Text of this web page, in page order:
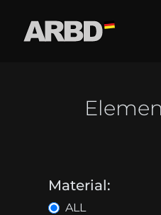
Material:
ALL